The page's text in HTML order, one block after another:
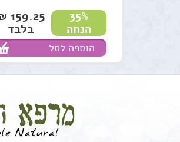
35%
הנחה
159.25 ₪
בלבד
הוספה לסל